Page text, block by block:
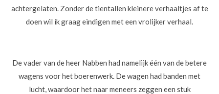
achtergelaten. Zonder de tientallen kleinere verhaaltjes af te
doen wil ik graag eindigen met een vrolijker verhaal.
De vader van de heer Nabben had namelijk één van de betere
wagens voor het boerenwerk. De wagen had banden met
lucht, waardoor het naar meneers zeggen een stuk